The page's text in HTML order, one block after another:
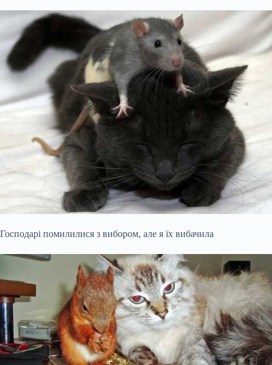
Господарі помилилися з вибором, але я їх вибачила